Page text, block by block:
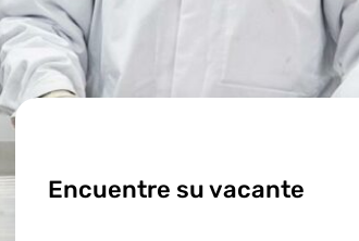
Encuentre su vacante